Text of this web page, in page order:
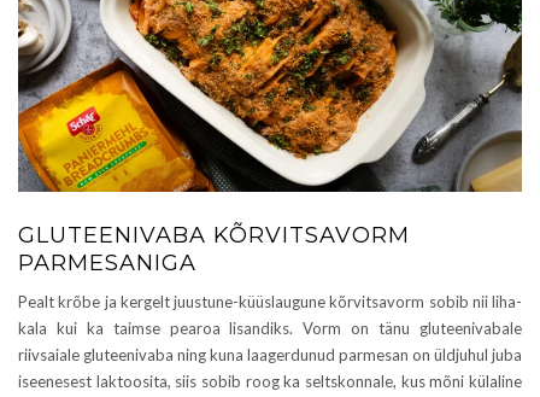
GLUTEENIVABA KÕRVITSAVORM
PARMESANIGA
Pealt krõbe ja kergelt juustune-küüslaugune kõrvitsavorm sobib nii liha-
kala kui ka taimse pearoa lisandiks. Vorm on tänu gluteenivabale
riivsaiale gluteenivaba ning kuna laagerdunud parmesan on üldjuhul juba
iseenesest laktoosita, siis sobib roog ka seltskonnale, kus mõni külaline